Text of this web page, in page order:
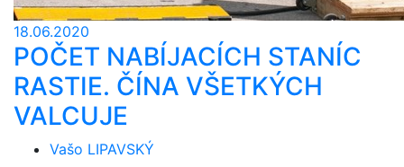
18.06.2020
POČET NABÍJACÍCH STANÍC
RASTIE. ČÍNA VŠETKÝCH
VALCUJE
Vašo LIPAVSKÝ